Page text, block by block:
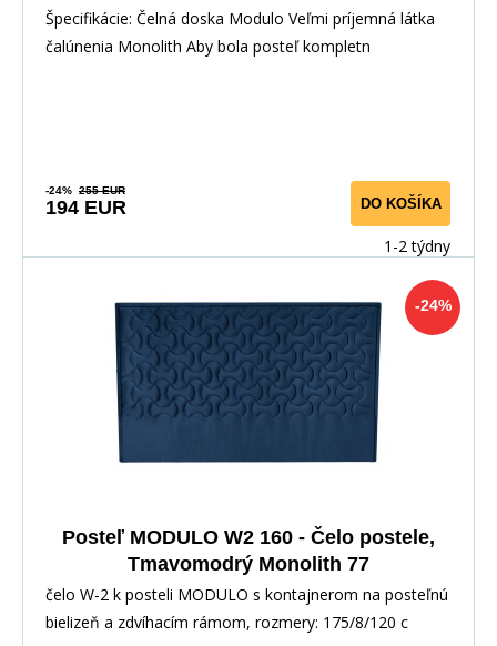
Špecifikácie: Čelná doska Modulo Veľmi príjemná látka
čalúnenia Monolith Aby bola posteľ kompletn
-24% 255 EUR
194 EUR DO KOŠÍKA
1-2 týdny
-24%
Posteľ MODULO W2 160 - Čelo postele,
Tmavomodrý Monolith 77
čelo W-2 k posteli MODULO s kontajnerom na posteľnú
bielizeň a zdvíhacím rámom, rozmery: 175/8/120 c